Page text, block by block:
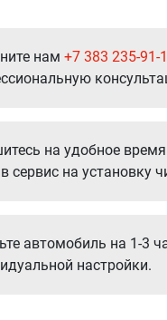
нам +7 383 235-91-
на удобное
сервис на установку
автомобиль на 1-3
настройки.